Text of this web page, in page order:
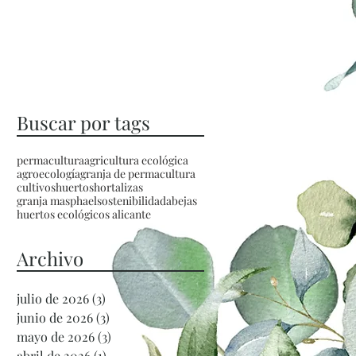
Buscar por tags
permaculturaagricultura ecológica
agroecologíagranja de permacultura
cultivoshuertoshortalizas
granja masphaelsostenibilidadabejas
huertos ecológicos alicante
Archivo
julio de 2026(3) 3 entradas
junio de 2026(3) 3 entradas
mayo de 2026(3) 3 entradas